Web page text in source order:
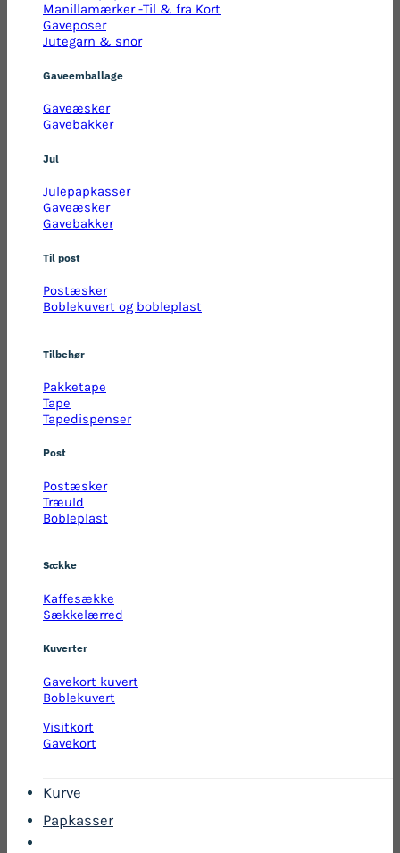
Manillamærker -Til & fra Kort
Gaveposer
Jutegarn & snor
Gaveemballage
Gaveæsker
Gavebakker
Jul
Julepapkasser
Gaveæsker
Gavebakker
Til post
Postæsker
Boblekuvert og bobleplast
Tilbehør
Pakketape
Tape
Tapedispenser
Post
Postæsker
Træuld
Bobleplast
Sække
Kaffesække
Sækkelærred
Kuverter
Gavekort kuvert
Boblekuvert
Visitkort
Gavekort
Kurve
Papkasser